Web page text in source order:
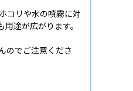
コリや水の噴霧に対
途が広がります。
のでご注意くださ